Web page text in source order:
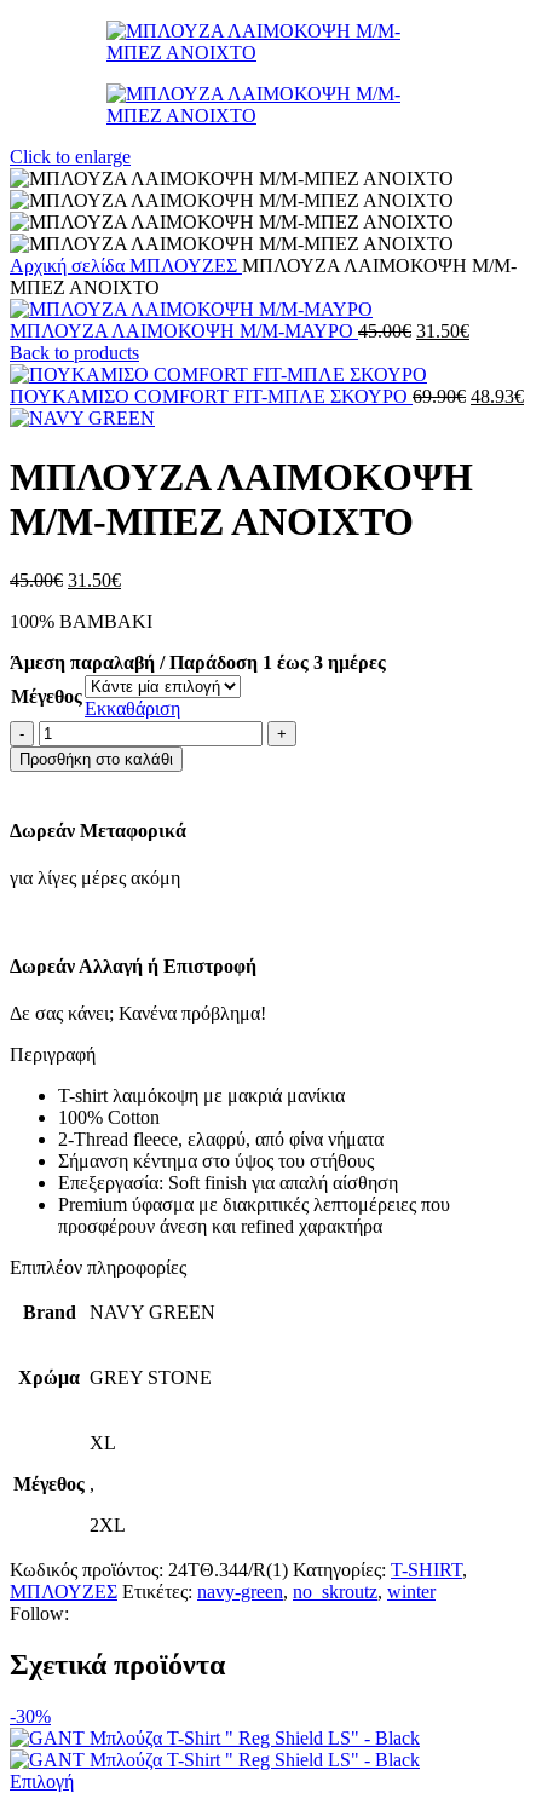
Click to enlarge
Αρχική σελίδα ΜΠΛΟΥΖΕΣ ΜΠΛΟΥΖΑ ΛΑΙΜΟΚΟΨΗ M/M-
MΠEZ ANOIXTO
ΜΠΛΟΥΖΑ ΛΑΙΜΟΚΟΨΗ M/M-ΜΑΥΡΟ 45.00€ Original
was:
45.00€.
31.50€Η
είναι:
Back to products
ΠΟΥΚΑΜΙΣΟ COMFORT FIT-ΜΠΛΕ ΣΚΟΥΡΟ 69.90€ Original
69.90€.
48.93€Η
ΜΠΛΟΥΖΑ ΛΑΙΜΟΚΟΨΗ
M/M-MΠEZ ANOIXTO
45.00€ Original
was:
31.50€Η
τιμή
31.50€.
100% ΒΑΜΒΑΚΙ
Άμεση παραλαβή / Παράδοση 1 έως 3 ημέρες
Μέγεθος
Εκκαθάριση
ΜΠΛΟΥΖΑ
ΛΑΙΜΟΚΟΨΗ
M/M-
ANOIXTO
ποσότητα
Προσθήκη στο καλάθι
Δωρεάν Μεταφορικά
για λίγες μέρες ακόμη
Δωρεάν Αλλαγή ή Επιστροφή
Δε σας κάνει; Κανένα πρόβλημα!
Περιγραφή
T-shirt λαιμόκοψη με μακριά μανίκια
100% Cotton
2-Thread fleece, ελαφρύ, από φίνα νήματα
Σήμανση κέντημα στο ύψος του στήθους
Επεξεργασία: Soft finish για απαλή αίσθηση
Premium ύφασμα με διακριτικές λεπτομέρειες που
προσφέρουν άνεση και refined χαρακτήρα
Επιπλέον πληροφορίες
Brand NAVY GREEN
Χρώμα GREY STONE
Μέγεθος
XL
,
2XL
Κωδικός προϊόντος: 24ΤΘ.344/R(1) Κατηγορίες: T-SHIRT,
ΜΠΛΟΥΖΕΣ Ετικέτες: navy-green, no_skroutz, winter
Follow:
Σχετικά προϊόντα
-30%
ΕπιλογήΑυτό